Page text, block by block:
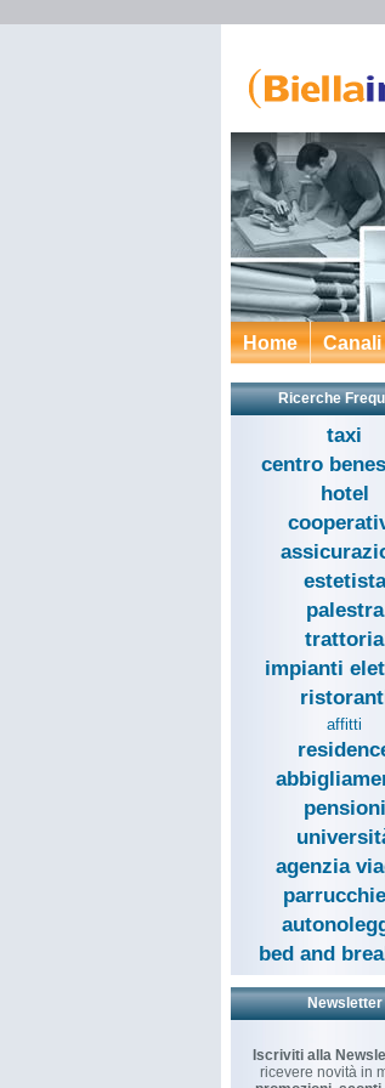
Home Canali
Ricerche
taxi
centro
hotel
estetista
palestra
trattoria
impianti
affitti
pensioni
agenzia
bed and
Newsletter
Iscriviti alla
ricevere novità in